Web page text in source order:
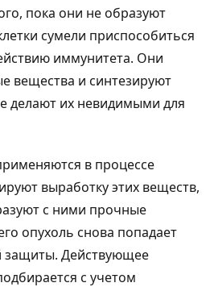
пока они не образуют
сумели приспособиться
иммунитета. Они
вещества и синтезируют
делают их невидимыми для
в процессе
выработку этих веществ,
с ними прочные
опухоль снова попадает
защиты. Действующее
с учетом